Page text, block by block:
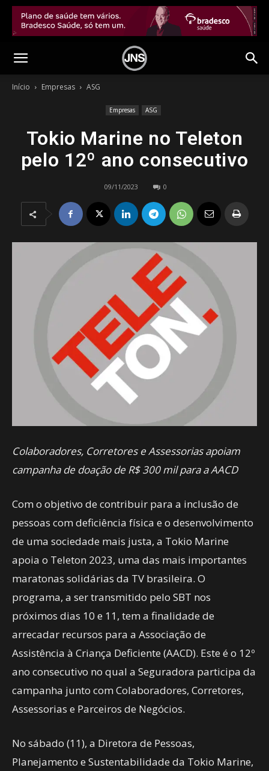
Início Empresas ASG
Empresas ASG
Tokio Marine no Teleton
pelo 12º ano consecutivo
09/11/2023 0
Colaboradores, Corretores e Assessorias apoiam
campanha de doação de R$ 300 mil para a AACD
Com o objetivo de contribuir para a inclusão de
pessoas com deficiência física e o desenvolvimento
de uma sociedade mais justa, a Tokio Marine
apoia o Teleton 2023, uma das mais importantes
maratonas solidárias da TV brasileira. O
programa, a ser transmitido pelo SBT nos
próximos dias 10 e 11, tem a finalidade de
arrecadar recursos para a Associação de
Assistência à Criança Deficiente (AACD). Este é o 12º
ano consecutivo no qual a Seguradora participa da
campanha junto com Colaboradores, Corretores,
Assessorias e Parceiros de Negócios.
No sábado (11), a Diretora de Pessoas,
Planejamento e Sustentabilidade da Tokio Marine,